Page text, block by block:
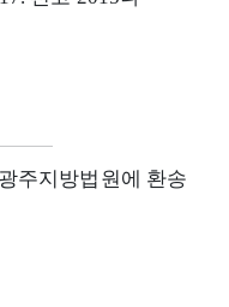
주지방법원에 환송